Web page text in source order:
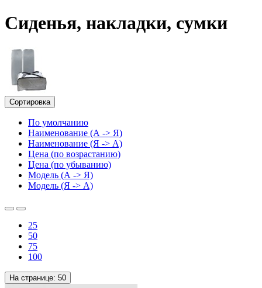
Сиденья, накладки, сумки
Сортировка
По умолчанию
Наименование (А -> Я)
Наименование (Я -> А)
Цена (по возрастанию)
Цена (по убыванию)
Модель (А -> Я)
Модель (Я -> А)
25
50
75
100
На странице: 50